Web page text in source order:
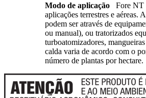
Modo de aplicação Fore NT
aplicações terrestres e aéreas.
podem ser através de
ou manual), ou tratorizados
turboatomizadores,
calda varia de acordo com o
número de plantas por hectare.